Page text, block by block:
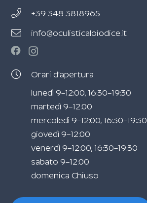
+39 348 3818965
info@oculisticaloiodice.it
Orari d’apertura
lunedì 9–12:00, 16:30–19:30
martedì 9–12:00
mercoledì 9–12:00, 16:30–19:30
giovedì 9–12:00
venerdì 9–12:00, 16:30–19:30
sabato 9–12:00
domenica Chiuso